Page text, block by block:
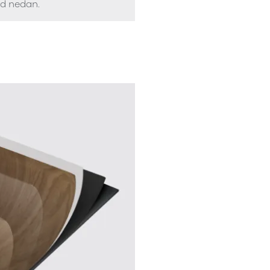
nedan.